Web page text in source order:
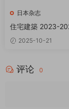
日本杂志
住宅建築 2023-
8本 PDF
2025-10-21
评论 0